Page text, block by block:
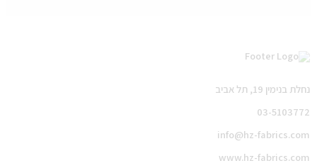
נחלת בנימין 19, תל אביב
03-5103772
info@hz-fabrics.com
www.hz-fabrics.com